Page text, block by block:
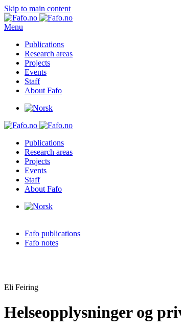
Skip to main content
Menu
Publications
Research areas
Projects
Events
Staff
About Fafo
Publications
Research areas
Projects
Events
Staff
About Fafo
Fafo publications
Fafo notes
Eli Feiring
Helseopplysninger og